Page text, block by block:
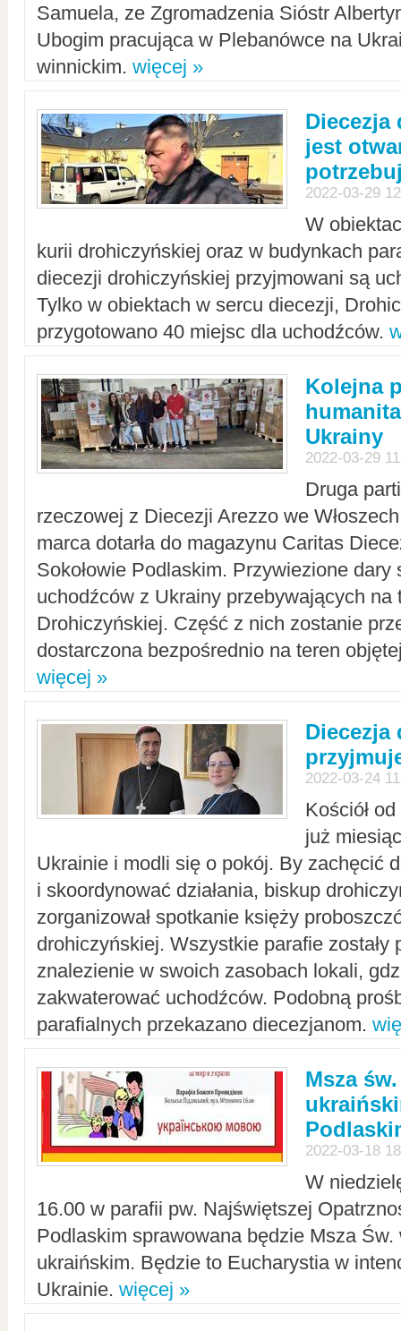
Samuela, ze Zgromadzenia Sióstr
Ubogim pracująca w Plebanówce na
winnickim. więcej »
Diecezja
jest
2022-03-29
W
kurii drohiczyńskiej oraz w budynkach
diecezji drohiczyńskiej przyjmowani są
Tylko w obiektach w sercu diecezji,
przygotowano 40 miejsc dla uchodźców.
Kolejna
Ukrainy
2022-03-29
Druga
rzeczowej z Diecezji Arezzo we
marca dotarła do magazynu Caritas
Sokołowie Podlaskim. Przywiezione dary
uchodźców z Ukrainy przebywających na
Drohiczyńskiej. Część z nich zostanie
dostarczona bezpośrednio na teren
więcej »
Diecezja
2022-03-24
Kościół
już
Ukrainie i modli się o pokój. By zachęcić
i skoordynować działania, biskup
zorganizował spotkanie księży
drohiczyńskiej. Wszystkie parafie zostały
znalezienie w swoich zasobach lokali,
zakwaterować uchodźców. Podobną
parafialnych przekazano diecezjanom.
Msza
2022-03-18
W
16.00 w parafii pw. Najświętszej
Podlaskim sprawowana będzie Msza Św.
ukraińskim. Będzie to Eucharystia w
Ukrainie. więcej »